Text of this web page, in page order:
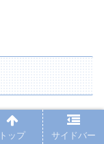
トップ サイドバー